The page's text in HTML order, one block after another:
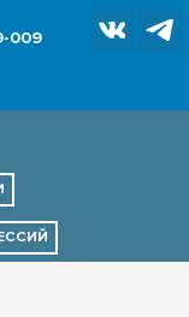
009